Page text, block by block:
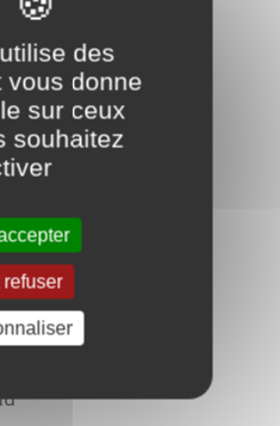
de Conseil
Panneau Pocket
Vert
itinérants
des
vous donne
sur ceux
souhaitez
refuser